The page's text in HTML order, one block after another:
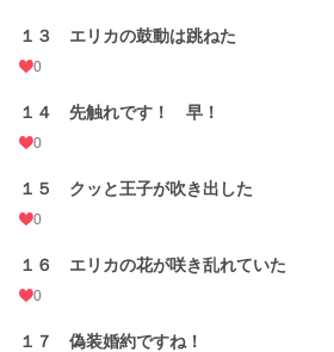
１３ エリカの鼓動は跳ねた
0
１４ 先触れです！ 早！
0
１５ クッと王子が吹き出した
0
１６ エリカの花が咲き乱れていた
0
１７ 偽装婚約ですね！